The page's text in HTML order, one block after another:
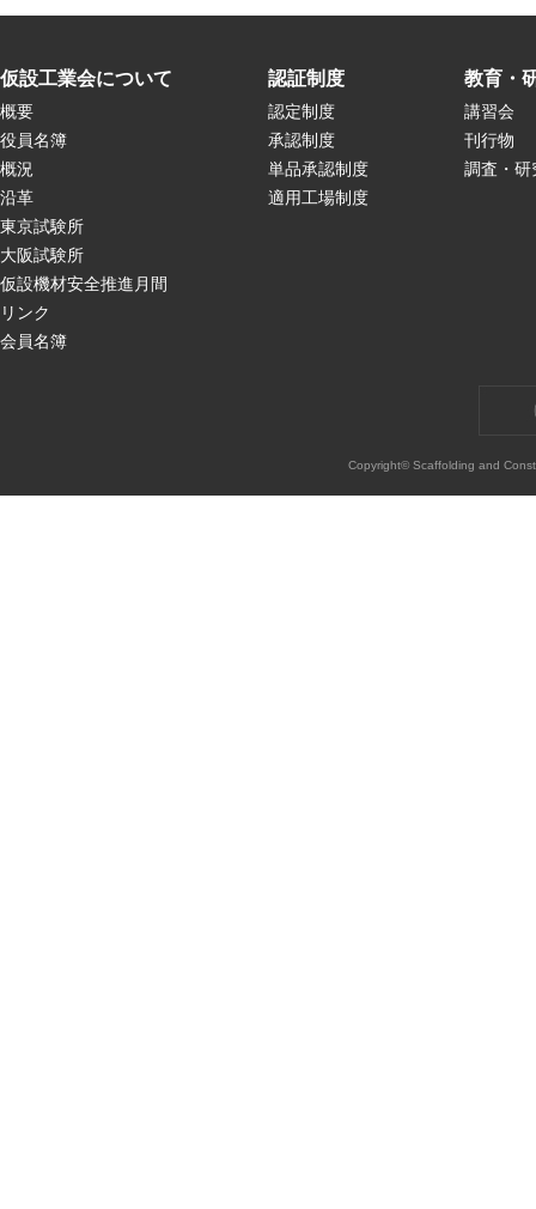
仮設工業会について
概要
役員名簿
概況
沿革
東京試験所
大阪試験所
仮設機材安全推進月間
リンク
会員名簿
認証制度
認定制度
承認制度
単品承認制度
適用工場制度
教育・
講習会
刊行物
調査・研
Copyright© Scaffolding and